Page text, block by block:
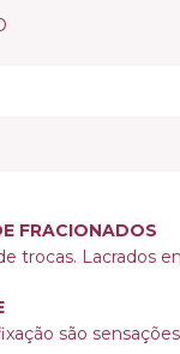
FRACIONADOS
trocas. Lacrados
são